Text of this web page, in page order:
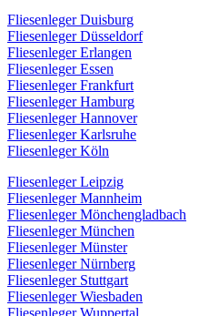
Fliesenleger Duisburg
Fliesenleger Düsseldorf
Fliesenleger Erlangen
Fliesenleger Essen
Fliesenleger Frankfurt
Fliesenleger Hamburg
Fliesenleger Hannover
Fliesenleger Karlsruhe
Fliesenleger Köln
Fliesenleger Leipzig
Fliesenleger Mannheim
Fliesenleger Mönchengladbach
Fliesenleger München
Fliesenleger Münster
Fliesenleger Nürnberg
Fliesenleger Stuttgart
Fliesenleger Wiesbaden
Fliesenleger Wuppertal